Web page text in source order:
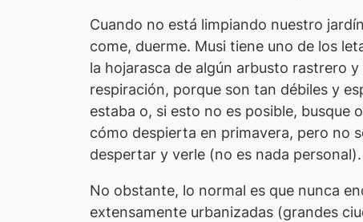
Cuando no está limpiando nuestro
come, duerme. Musi tiene uno de los
la hojarasca de algún arbusto rastrero
respiración, porque son tan débiles y
estaba o, si esto no es posible, busque
cómo despierta en primavera, pero no
despertar y verle (no es nada personal).
No obstante, lo normal es que nunca
extensamente urbanizadas (grandes